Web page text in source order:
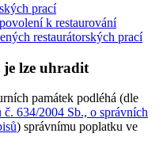
prací
k restaurování
restaurátorských prací
lze uhradit
památek podléhá (dle
634/2004 Sb., o správních
) správnímu poplatku ve